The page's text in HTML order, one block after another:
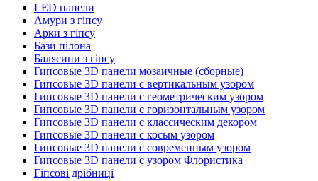
LED панели
Амури з гіпсу
Арки з гіпсу
Бази пілона
Балясини з гіпсу
Гипсовые 3D панели мозаичные (сборные)
Гипсовые 3D панели с вертикальным узором
Гипсовые 3D панели с геометрическим узором
Гипсовые 3D панели с горизонтальным узором
Гипсовые 3D панели с классическим декором
Гипсовые 3D панели с косым узором
Гипсовые 3D панели с современным узором
Гипсовые 3D панели с узором Флористика
Гіпсові дрібниці